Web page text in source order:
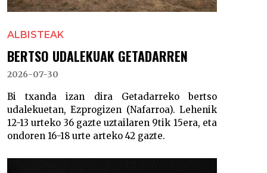
ALBISTEAK
BERTSO UDALEKUAK GETADARREN
2026-07-30
Bi txanda izan dira Getadarreko bertso
udalekuetan, Ezprogizen (Nafarroa). Lehenik
12-13 urteko 36 gazte uztailaren 9tik 15era, eta
ondoren 16-18 urte arteko 42 gazte.